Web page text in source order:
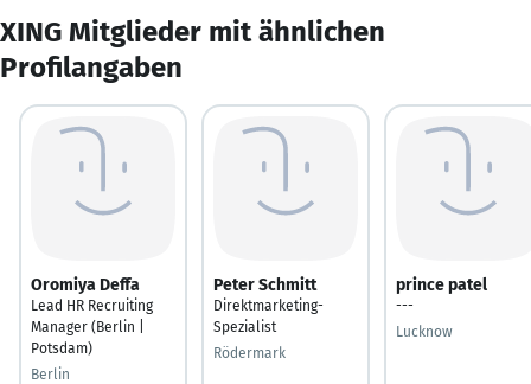
XING Mitglieder mit ähnlichen
Profilangaben
Oromiya Deffa
Lead HR Recruiting
Manager (Berlin |
Potsdam)
Berlin
Peter Schmitt
Direktmarketing-
Spezialist
Rödermark
prince patel
---
Lucknow